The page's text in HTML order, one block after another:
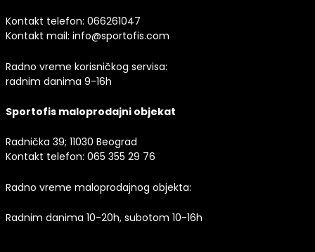
Kontakt telefon: 066261047
Kontakt mail: info@sportofis.com
Radno vreme korisničkog servisa:
radnim danima 9-16h
Sportofis maloprodajni objekat
Radnička 39; 11030 Beograd
Kontakt telefon: 065 355 29 76
Radno vreme maloprodajnog objekta:
Radnim danima 10-20h, subotom 10-16h